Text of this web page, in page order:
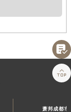
萧邦成都市

